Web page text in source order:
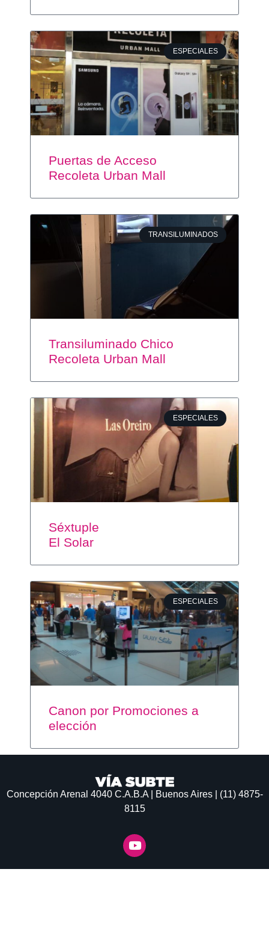
ESPECIALES
Puertas de Acceso
Recoleta Urban Mall
TRANSILUMINADOS
Transiluminado Chico
Recoleta Urban Mall
ESPECIALES
Séxtuple
El Solar
ESPECIALES
Canon por Promociones a
elección
Concepción Arenal 4040C.A.B.A | Buenos Aires | (11) 4875-
8115